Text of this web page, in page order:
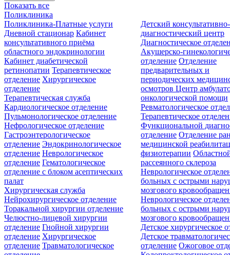
Показать все
Поликлиника
Поликлиника-Платные услуги
Дневной стационар Кабинет
консультативного приёма
областного эндокринологии
Кабинет диабетической
ретинопатии Терапевтическое
отделение Хирургическое
отделение
Детский консультативно-
диагностический центр
Диагностическое
Акушерско-
отделение Отделение
предварительных и
периодических
осмотровЦентр
онкологической помощи
Терапевтическая служба
Кардиологическое отделение
Пульмонологическое отделение
Нефрологическое отделение
Гастроэнтерологическое
отделение Эндокринологическое
отделение Неврологическое
отделение Гематологическое
отделение c блоком асептических
палат
Ревматологическое
Терапевтическое
Функциональной
отделение Отделение
медицинской
физиотерапии
рассеянного склероза
Неврологическое
больных с острыми
мозгового
Неврологическое
больных с острыми
мозгового
Хирургическая служба
Нейрохирургическое отделение
Торакальной хирургии отделение
Челюстно-лицевой хирургии
отделение Гнойной хирургии
отделение Хирургическое
отделение Травматологическое
Детское хирургическое
Детское
отделение Ожоговое